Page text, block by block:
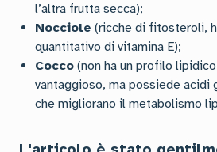
l’altra frutta secca);
Nocciole (ricche di fitosteroli,
quantitativo di vitamina E);
Cocco (non ha un profilo
vantaggioso, ma possiede acidi
che migliorano il metabolismo